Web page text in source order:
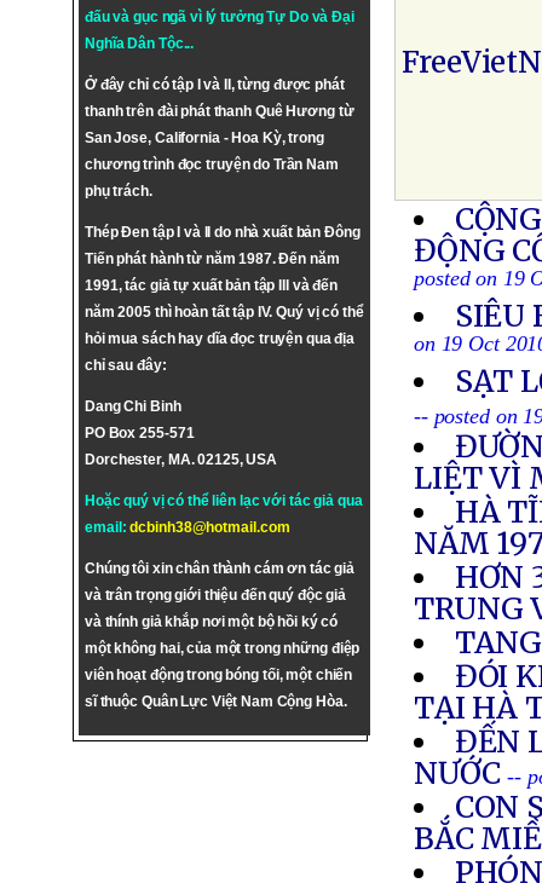
đấu và gục ngã vì lý tưởngTự DovàĐại
Nghĩa Dân Tộc...
Ở đây chỉ có tập I và II, từng được phát
thanh trên đài phát thanh Quê Hương từ
San Jose, California - Hoa Kỳ, trong
chương trình đọc truyện do Trần Nam
phụ trách.
Thép Đen tập I và II do nhà xuất bản Đông
Tiến phát hành từ năm 1987. Đến năm
1991, tác giả tự xuất bản tập III và đến
năm 2005 thì hoàn tất tập IV. Quý vị có thể
hỏi mua sách hay dĩa đọc truyện qua địa
chỉ sau đây:
Dang Chi Binh
PO Box 255-571
Dorchester, MA. 02125, USA
Hoặc quý vị có thể liên lạc với tác giả qua
email:dcbinh38@hotmail.com
Chúng tôi xin chân thành cám ơn tác giả
và trân trọng giới thiệu đến quý độc giả
và thính giả khắp nơi một bộ hồi ký có
một không hai, của một trong những điệp
viên hoạt động trong bóng tối, một chiến
sĩ thuộc Quân Lực Việt Nam Cộng Hòa.
ĐỘNG
posted on 19
SIÊU
on 19 Oct
SẠT
-- posted on
LIỆT VÌ
HÀ
NĂM
HƠN
TRUNG
ĐÓI
TẠI HÀ
ĐẾN
NƯỚC --
CON
BẮC